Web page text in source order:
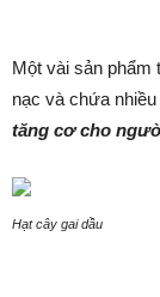
Một vài sản phẩm
nạc và chứa
tăng cơ cho
Hạt cây gai dầu